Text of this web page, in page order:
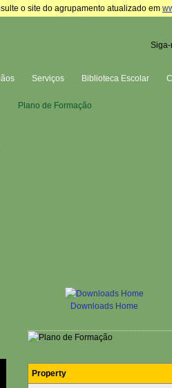
o site do agrupamento atualizado em
Serviços Biblioteca Escolar
Plano de Formação
Downloads Home
Property